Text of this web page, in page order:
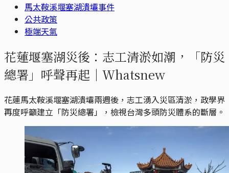
馬太鞍溪堰塞湖潰壩事件
公共政策
極端天氣
花蓮堰塞湖災後：志工清淤如潮，「防災
總署」呼聲再起｜Whatsnew
花蓮馬太鞍溪堰塞湖潰壩兩週後，志工湧入災區清淤，政學界
再度呼籲建立「防災總署」，檢視台灣多頭防災體系的斷層。